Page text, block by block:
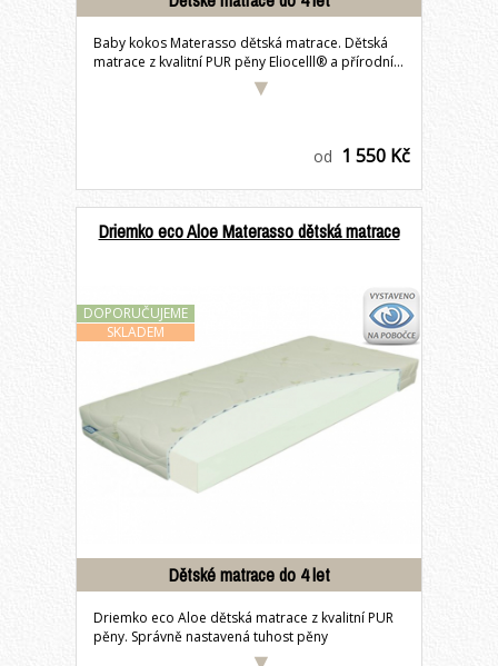
Baby kokos Materasso dětská matrace. Dětská
matrace z kvalitní PUR pěny Eliocelll® a přírodní...
od 1 550 Kč
Driemko eco Aloe Materasso dětská matrace
DOPORUČUJEME
SKLADEM
Dětské matrace do 4 let
Driemko eco Aloe dětská matrace z kvalitní PUR
pěny. Správně nastavená tuhost pěny